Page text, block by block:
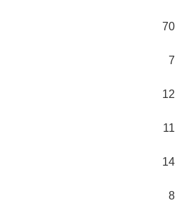
70
7
12
11
14
8